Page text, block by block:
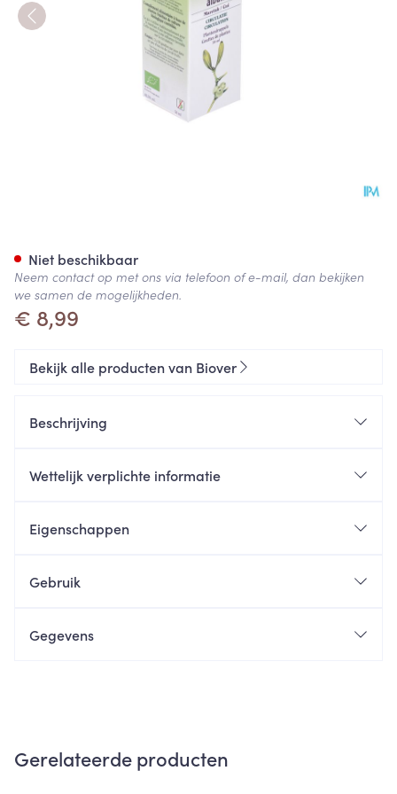
€ 8,99
Niet beschikbaar
Neem contact op met ons via telefoon of e-mail, dan bekijken
we samen de mogelijkheden.
Bekijk alle producten van Biover
Beschrijving
Wettelijk verplichte informatie
Eigenschappen
Gebruik
Gegevens
Gerelateerde producten